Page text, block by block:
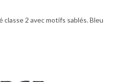
2 avec motifs sablés. Bleu